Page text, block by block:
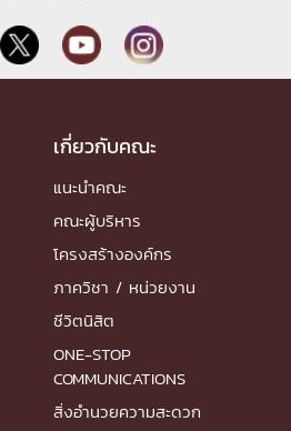
เกี่ยวกับคณะ
แนะนำคณะ
คณะผู้บริหาร
โครงสร้างองค์กร
ภาควิชา / หน่วยงาน
ชีวิตนิสิต
ONE-STOP
COMMUNICATIONS
สิ่งอำนวยความสะดวก